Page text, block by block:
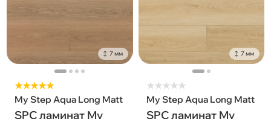
7 мм
★★★★★
My Step Aqua Long Matt
SPC ламинат My
7 мм
★★★★★
My Step Aqua Long Matt
SPC ламинат My